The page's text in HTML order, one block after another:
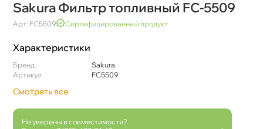
Sakura Фильтр топливный FC-5509
Арт: FC5509 Сертифицированный продукт
Характеристики
Бренд
Sakura
Артикул
FC5509
Смотреть все
Не уверены в совместимости?